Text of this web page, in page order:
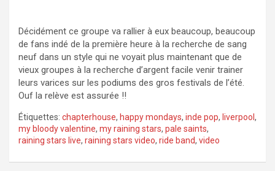
Décidément ce groupe va rallier à eux beaucoup, beaucoup
de fans indé de la première heure à la recherche de sang
neuf dans un style qui ne voyait plus maintenant que de
vieux groupes à la recherche d’argent facile venir trainer
leurs varices sur les podiums des gros festivals de l’été.
Ouf la relève est assurée !!
Étiquettes: chapterhouse, happy mondays, inde pop, liverpool ,
my bloody valentine, my raining stars, pale saints,
raining stars live, raining stars video, ride band, video